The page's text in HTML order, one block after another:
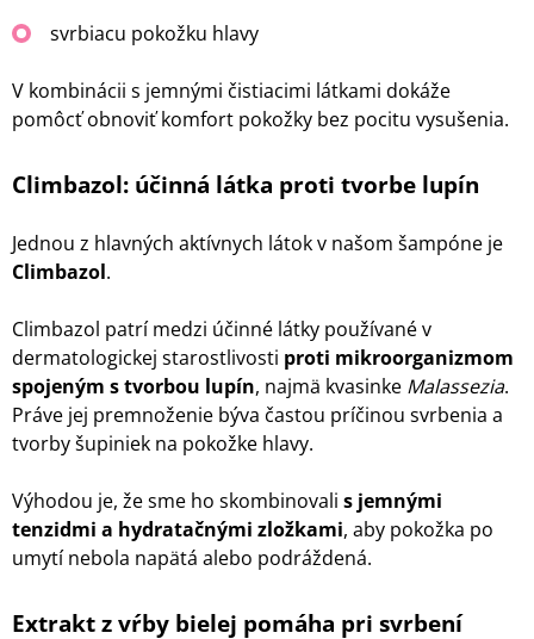
svrbiacu pokožku hlavy
V kombinácii s jemnými čistiacimi látkami dokáže
pomôcť obnoviť komfort pokožky bez pocitu vysušenia.
Climbazol: účinná látka proti tvorbe lupín
Jednou z hlavných aktívnych látok v našom šampóne je
Climbazol.
Climbazol patrí medzi účinné látky používané v
dermatologickej starostlivosti proti mikroorganizmom
spojeným s tvorbou lupín, najmä kvasinke Malassezia.
Práve jej premnoženie býva častou príčinou svrbenia a
tvorby šupiniek na pokožke hlavy.
Výhodou je, že sme ho skombinovali s jemnými
tenzidmi a hydratačnými zložkami, aby pokožka po
umytí nebola napätá alebo podráždená.
Extrakt z vŕby bielej pomáha pri svrbení